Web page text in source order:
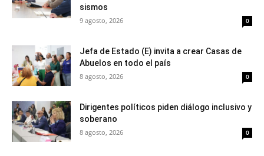
sismos
9 agosto, 2026 0
Jefa de Estado (E) invita a crear Casas de
Abuelos en todo el país
8 agosto, 2026 0
Dirigentes políticos piden diálogo inclusivo y
soberano
8 agosto, 2026 0